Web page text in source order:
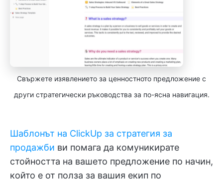
Свържете изявлението за ценностното предложение с
други стратегически ръководства за по-ясна навигация.
Шаблонът на ClickUp за стратегия за
продажби ви помага да комуникирате
стойността на вашето предложение по начин,
който е от полза за вашия екип по